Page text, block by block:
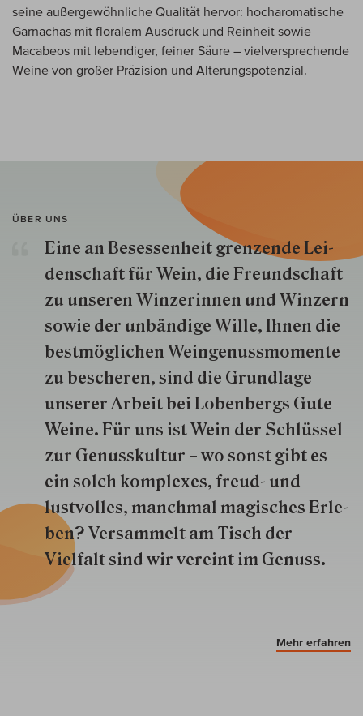
seine außergewöhnliche Qualität hervor: hocharomatische
Garnachas mit floralem Ausdruck und Reinheit sowie
Macabeos mit lebendiger, feiner Säure – vielversprechende
Weine von großer Präzision und Alterungspotenzial.
ÜBER UNS
Eine an Besessenheit gren­zende Lei­
den­schaft für Wein, die Freund­schaft
zu unseren Win­zer­innen und Win­zern
so­wie der un­bän­dige Wille, Ihnen die
best­mög­lich­en Wein­genuss­momente
zu besche­ren, sind die Grund­lage
unserer Arbeit bei Lobenbergs Gute
Weine. Für uns ist Wein der Schlüs­sel
zur Genuss­kultur – wo sonst gibt es
ein solch kom­plexes, freud- und
lustvolles, manchmal ma­gisch­es Er­le­
ben? Versammelt am Tisch der
Vielfalt sind wir ver­eint im Genuss.
Mehr erfahren